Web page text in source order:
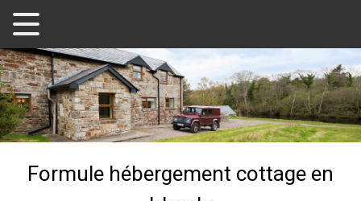
Formule hébergement cottage en